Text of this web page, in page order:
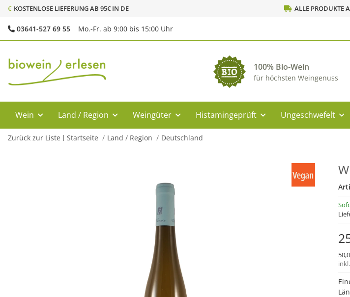
€ KOSTENLOSE LIEFERUNG AB 95€ IN DE ALLE PRODUKTE
03641-527 69 55 Mo.-Fr. ab 9:00 bis 15:00 Uhr
100% Bio-Wein
für höchsten Weingenuss
Wein Land / Region Weingüter Histamingeprüft Ungeschwefelt
Zurück zur Liste Startseite Land / Region Deutschland